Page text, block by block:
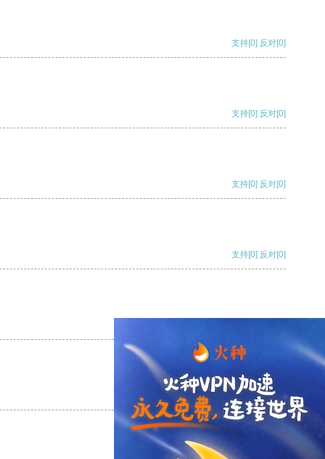
支持[0] 反对[0]
支持[0] 反对[0]
支持[0] 反对[0]
支持[0] 反对[0]
支持 [0] 反对 [0]